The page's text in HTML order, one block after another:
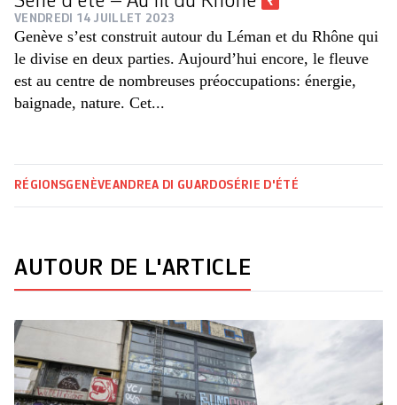
VENDREDI 14 JUILLET 2023
Genève s’est construit autour du Léman et du Rhône qui
le divise en deux parties. Aujourd’hui encore, le fleuve
est au centre de nombreuses préoccupations: énergie,
baignade, nature. Cet...
RÉGIONSGENÈVEANDREA DI GUARDOSÉRIE D'ÉTÉ
AUTOUR DE L'ARTICLE